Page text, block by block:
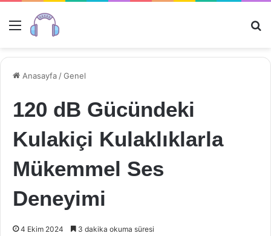
Menü
Anasayfa /Genel
120 dB Gücündeki
Kulakiçi Kulaklıklarla
Mükemmel Ses
Deneyimi
4 Ekim 2024 3 dakika okuma süresi